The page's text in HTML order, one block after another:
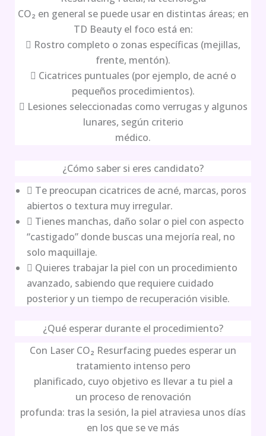
CO₂ en general se puede usar en distintas áreas; en
TD Beauty el foco está en:
 Rostro completo o zonas específicas (mejillas,
frente, mentón).
 Cicatrices puntuales (por ejemplo, de acné o
pequeños procedimientos).
 Lesiones seleccionadas como verrugas y algunos
lunares, según criterio
médico.
¿Cómo saber si eres candidato?
 Te preocupan cicatrices de acné, marcas, poros
abiertos o textura muy irregular.
 Tienes manchas, daño solar o piel con aspecto
“castigado” donde buscas una mejoría real, no
solo maquillaje.
 Quieres trabajar la piel con un procedimiento
avanzado, sabiendo que requiere cuidado
posterior y un tiempo de recuperación visible.
¿Qué esperar durante el procedimiento?
Con Laser CO₂ Resurfacing puedes esperar un
tratamiento intenso pero
planificado, cuyo objetivo es llevar a tu piel a
un proceso de renovación
profunda: tras la sesión, la piel atraviesa unos días
en los que se ve más